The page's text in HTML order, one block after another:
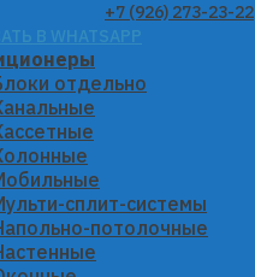
+7 (926) 273-23-22
В WHATSAPP
отдельно
сплит-системы
потолочные